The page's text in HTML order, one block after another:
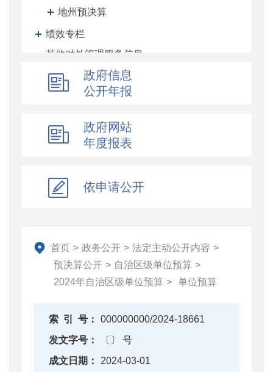
地州预决算
绩效专栏
其他对外管理服务信息
提案议案
执行公开
重大行政决策预公开
减税降费专栏
直达资金
财政改革与业务
重点领域信息公开
政府信息
公开年报
政府网站
年度报表
依申请公开
首页 > 政务公开 > 法定主动公开内容 >
预决算公开 > 自治区级单位预算 >
2024年自治区级单位预算 > 单位预算
索 引 号：
000000000/2024-18661
发文字号：
〔〕 号
成文日期：
2024-03-01